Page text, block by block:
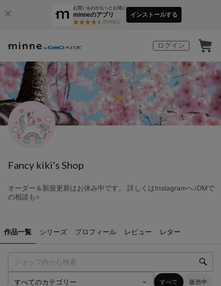
お買いものがもっとお得に
minneのアプリ
3万件以上
インストールする
ログイン
Fancy kiki’s Shop
オーダー＆新規更新はお休み中です。 詳しくはInstagramへ♪DMで
の相談も○
作品一覧 シリーズ プロフィール レビュー レター
すべて 販売中